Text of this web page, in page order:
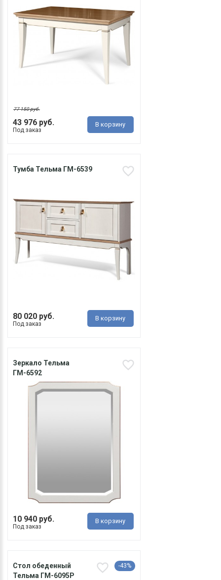
43 976 руб.
77 150 руб.
Под заказ
В корзину
Тумба Тельма ГМ-6539
80 020 руб.
Под заказ
В корзину
Зеркало Тельма
ГМ-6592
10 940 руб.
Под заказ
В корзину
Стол обеденный
Тельма ГМ-6095Р
-43%